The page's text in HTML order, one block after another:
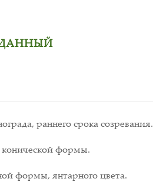
раннего срока созревания.
конической формы.
формы, янтарного цвета.